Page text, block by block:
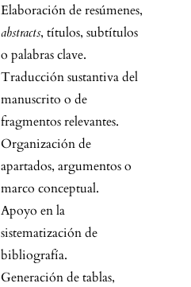
Elaboración de resúmenes,
abstracts, títulos, subtítulos
o palabras clave.
Traducción sustantiva del
manuscrito o de
fragmentos relevantes.
Organización de
apartados, argumentos o
marco conceptual.
Apoyo en la
sistematización de
bibliografía.
Generación de tablas,